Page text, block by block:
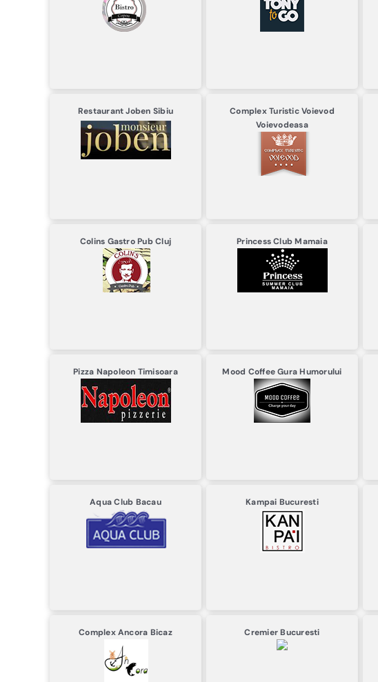
Restaurant Joben Sibiu
Complex Turistic Voievod
Voievodeasa
Colins Gastro PubCluj Princess ClubMamaia
Pizza Napoleon Timisoara Mood CoffeeGura Humorului
Aqua Club Bacau Kampai Bucuresti
Complex Ancora Bicaz CremierBucuresti